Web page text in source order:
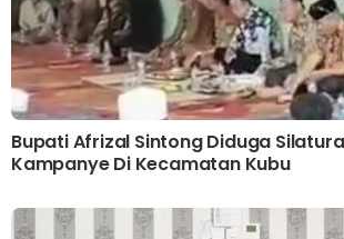
Bupati Afrizal Sintong Diduga
Kampanye Di Kecamatan Kubu